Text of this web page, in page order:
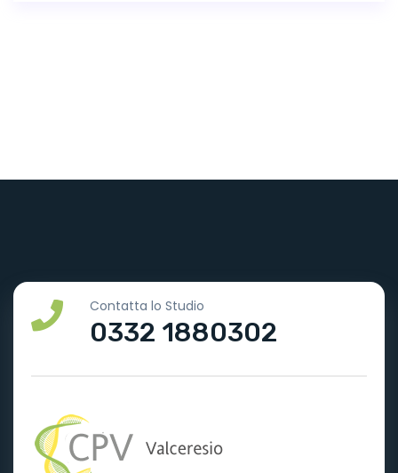
Contatta lo Studio
0332 1880302